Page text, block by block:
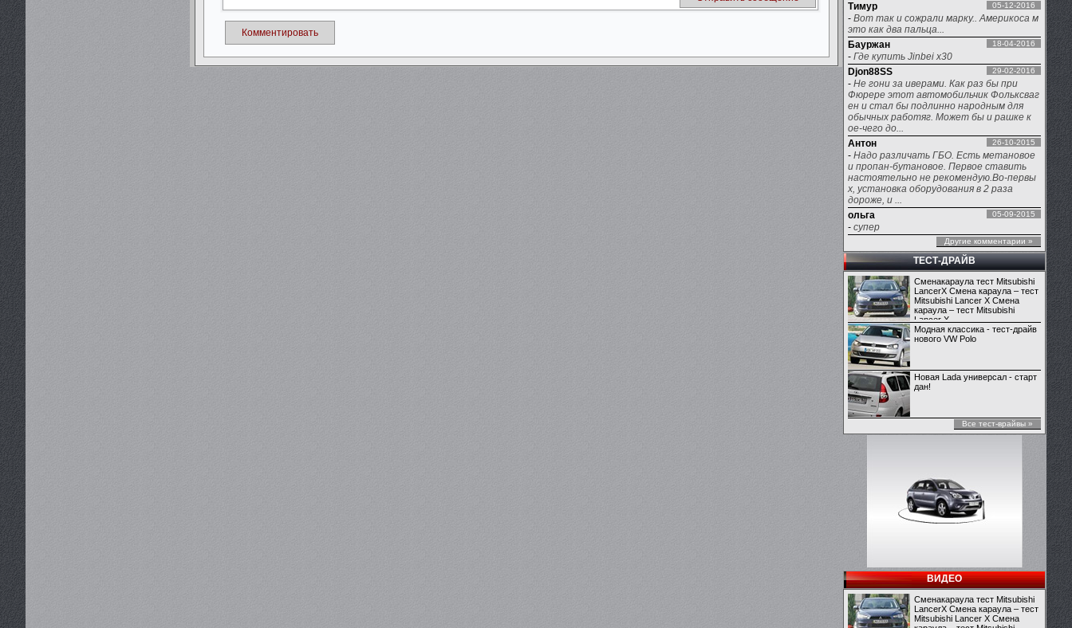
Комментировать
Тимур
05-12-2016
- Вот так и сожрали марку.. Америкоса м
это как два пальца...
Бауржан
18-04-2016
- Где купить Jinbei x30
Djon88SS
29-02-2016
- Не гони за иверами. Как раз бы при
Фюрере этот автомобильчик Фольксваг
ен и стал бы подлинно народным для
обычных работяг. Может бы и рашке к
ое-чего до...
Антон
26-10-2015
- Надо различать ГБО. Есть метановое
и пропан-бутановое. Первое ставить
настоятельно не рекомендую.Во-первы
х, установка оборудования в 2 раза
дороже, и ...
ольга
05-09-2015
- супер
Другие комментарии »
ТЕСТ-ДРАЙВ
Сменакараула тест Mitsubishi
LancerX Смена караула – тест
Mitsubishi Lancer X Смена
караула – тест Mitsubishi
Lancer X
Модная классика - тест-драйв
нового VW Polo
Новая Lada универсал - старт
дан!
Все тест-врайвы »
ВИДЕО
Сменакараула тест Mitsubishi
LancerX Смена караула – тест
Mitsubishi Lancer X Смена